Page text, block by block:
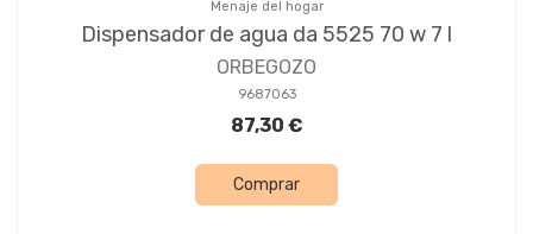
Menaje del hogar
Dispensador de agua da 5525 70 w 7 l
ORBEGOZO
9687063
87,30 €
Comprar